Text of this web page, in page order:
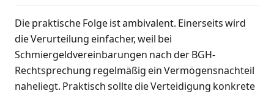
Die praktische Folge ist ambivalent. Einerseits wird
die Verurteilung einfacher, weil bei
Schmiergeldvereinbarungen nach der BGH-
Rechtsprechung regelmäßig ein Vermögensnachteil
naheliegt. Praktisch sollte die Verteidigung konkrete